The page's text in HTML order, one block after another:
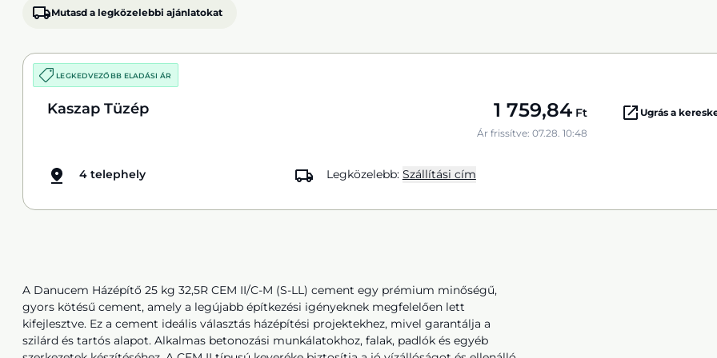
Mutasd a legközelebbi ajánlatokat
LEGKEDVEZŐBB ELADÁSI ÁR
Kaszap Tüzép 1 759,84 Ft
Ár frissítve: 07.28. 10:48
Ugrás a
4 telephely Legközelebb: Szállítási cím
A Danucem Házépítő 25 kg 32,5R CEM II/C-M (S-LL) cement egy prémium minőségű,
gyors kötésű cement, amely a legújabb építkezési igényeknek megfelelően lett
kifejlesztve. Ez a cement ideális választás házépítési projektekhez, mivel garantálja a
szilárd és tartós alapot. Alkalmas betonozási munkálatokhoz, falak, padlók és egyéb